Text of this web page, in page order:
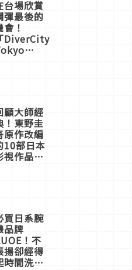
台場欣賞
彈最後的
會！
「DiverCity
驗
顧大師經
！東野圭
原作改編
10部日本
視作品推
買日系腕
品牌
！不
揚卻經得
時間洗鍊